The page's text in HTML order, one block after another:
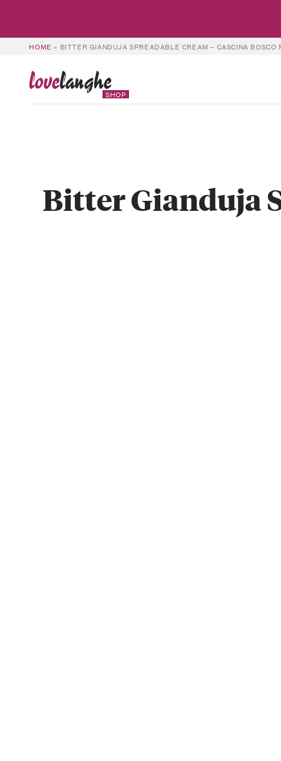
HOME » BITTER GIANDUJA SPREADABLE CREAM – CASCINA BOSCO
lovelanghe
SHOP
Bitter Gianduja